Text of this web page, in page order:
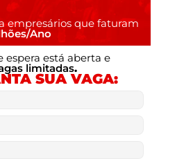
empresários que faturam
Ano
espera está aberta e
limitadas.
SUA VAGA: